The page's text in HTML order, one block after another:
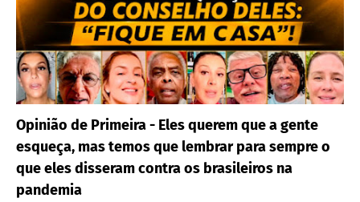
Opinião de Primeira - Eles querem que a gente
esqueça, mas temos que lembrar para sempre o
que eles disseram contra os brasileiros na
pandemia